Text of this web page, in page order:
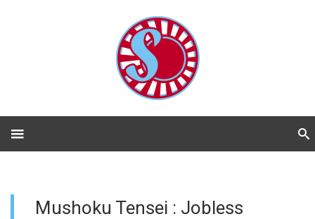
Mushoku Tensei : Jobless